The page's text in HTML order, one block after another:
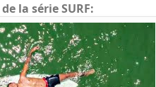
la série SURF: